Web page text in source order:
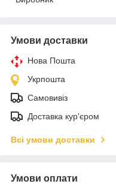
Умови доставки
Нова Пошта
Укрпошта
Самовивіз
Доставка кур'єром
Всі умови доставки
Умови оплати